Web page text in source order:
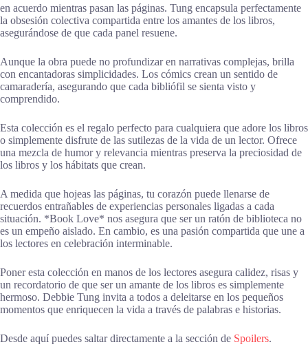
en acuerdo mientras pasan las páginas. Tung encapsula perfectamente
la obsesión colectiva compartida entre los amantes de los libros,
asegurándose de que cada panel resuene.
Aunque la obra puede no profundizar en narrativas complejas, brilla
con encantadoras simplicidades. Los cómics crean un sentido de
camaradería, asegurando que cada bibliófil se sienta visto y
comprendido.
Esta colección es el regalo perfecto para cualquiera que adore los libros
o simplemente disfrute de las sutilezas de la vida de un lector. Ofrece
una mezcla de humor y relevancia mientras preserva la preciosidad de
los libros y los hábitats que crean.
A medida que hojeas las páginas, tu corazón puede llenarse de
recuerdos entrañables de experiencias personales ligadas a cada
situación. *Book Love* nos asegura que ser un ratón de biblioteca no
es un empeño aislado. En cambio, es una pasión compartida que une a
los lectores en celebración interminable.
Poner esta colección en manos de los lectores asegura calidez, risas y
un recordatorio de que ser un amante de los libros es simplemente
hermoso. Debbie Tung invita a todos a deleitarse en los pequeños
momentos que enriquecen la vida a través de palabras e historias.
Desde aquí puedes saltar directamente a la sección de Spoilers.